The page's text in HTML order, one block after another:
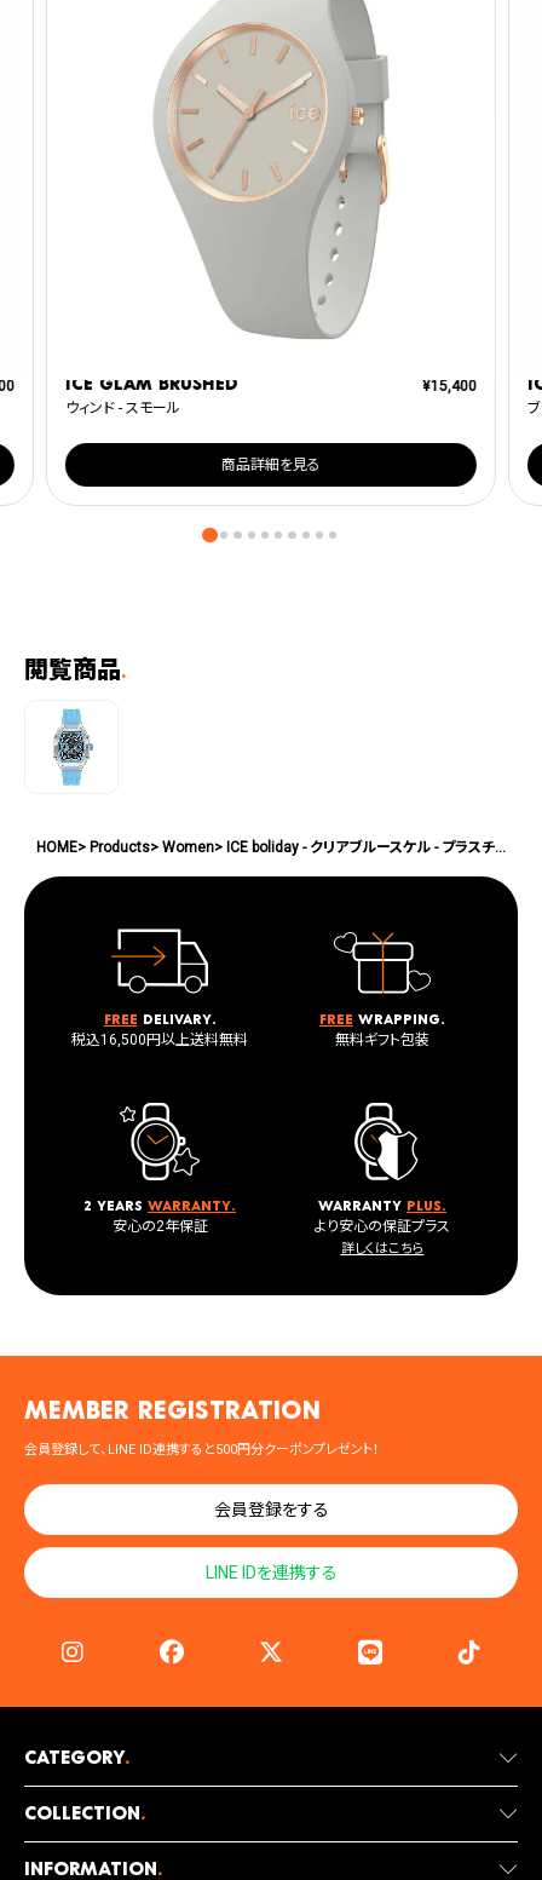
ICE glam brushed
ウィンド - スモール
¥15,400
商品詳細を見る
閲覧商品.
HOME Products Women ICE boliday - クリアブルースケル - プラスチック - ミディアム - MT
Free delivary.
税込16,500円以上送料無料
Free wrapping.
無料ギフト包装
2 years warranty.
安心の2年保証
warranty plus.
より安心の保証プラス
詳しくはこちら
MEMBER registration
会員登録して、LINE ID連携すると500円分クーポンプレゼント！
会員登録をする
LINE IDを連携する
Category.
Collection.
Information.